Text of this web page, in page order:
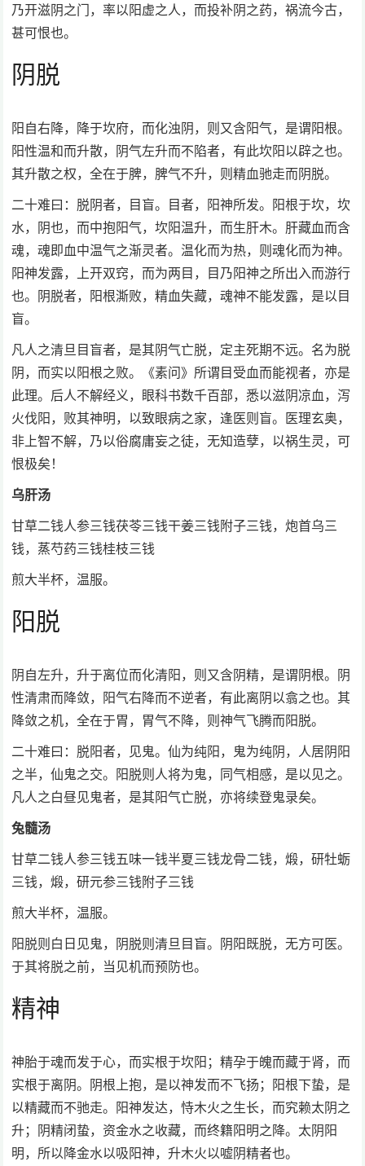
乃开滋阴之门，率以阳虚之人，而投补阴之药，祸流今古，
甚可恨也。
阴脱
阳自右降，降于坎府，而化浊阴，则又含阳气，是谓阳根。
阳性温和而升散，阴气左升而不陷者，有此坎阳以辟之也。
其升散之权，全在于脾，脾气不升，则精血驰走而阴脱。
二十难曰：脱阴者，目盲。目者，阳神所发。阳根于坎，坎
水，阴也，而中抱阳气，坎阳温升，而生肝木。肝藏血而含
魂，魂即血中温气之渐灵者。温化而为热，则魂化而为神。
阳神发露，上开双窍，而为两目，目乃阳神之所出入而游行
也。阴脱者，阳根澌败，精血失藏，魂神不能发露，是以目
盲。
凡人之清旦目盲者，是其阴气亡脱，定主死期不远。名为脱
阴，而实以阳根之败。《素问》所谓目受血而能视者，亦是
此理。后人不解经义，眼科书数千百部，悉以滋阴凉血，泻
火伐阳，败其神明，以致眼病之家，逢医则盲。医理玄奥，
非上智不解，乃以俗腐庸妄之徒，无知造孽，以祸生灵，可
恨极矣！
乌肝汤
甘草二钱人参三钱茯苓三钱干姜三钱附子三钱，炮首乌三
钱，蒸芍药三钱桂枝三钱
煎大半杯，温服。
阳脱
阴自左升，升于离位而化清阳，则又含阴精，是谓阴根。阴
性清肃而降敛，阳气右降而不逆者，有此离阴以翕之也。其
降敛之机，全在于胃，胃气不降，则神气飞腾而阳脱。
二十难曰：脱阳者，见鬼。仙为纯阳，鬼为纯阴，人居阴阳
之半，仙鬼之交。阳脱则人将为鬼，同气相感，是以见之。
凡人之白昼见鬼者，是其阳气亡脱，亦将续登鬼录矣。
兔髓汤
甘草二钱人参三钱五味一钱半夏三钱龙骨二钱，煅，研牡蛎
三钱，煅，研元参三钱附子三钱
煎大半杯，温服。
阳脱则白日见鬼，阴脱则清旦目盲。阴阳既脱，无方可医。
于其将脱之前，当见机而预防也。
精神
神胎于魂而发于心，而实根于坎阳；精孕于魄而藏于肾，而
实根于离阴。阴根上抱，是以神发而不飞扬；阳根下蛰，是
以精藏而不驰走。阳神发达，恃木火之生长，而究赖太阴之
升；阴精闭蛰，资金水之收藏，而终籍阳明之降。太阴阳
明，所以降金水以吸阳神，升木火以嘘阴精者也。